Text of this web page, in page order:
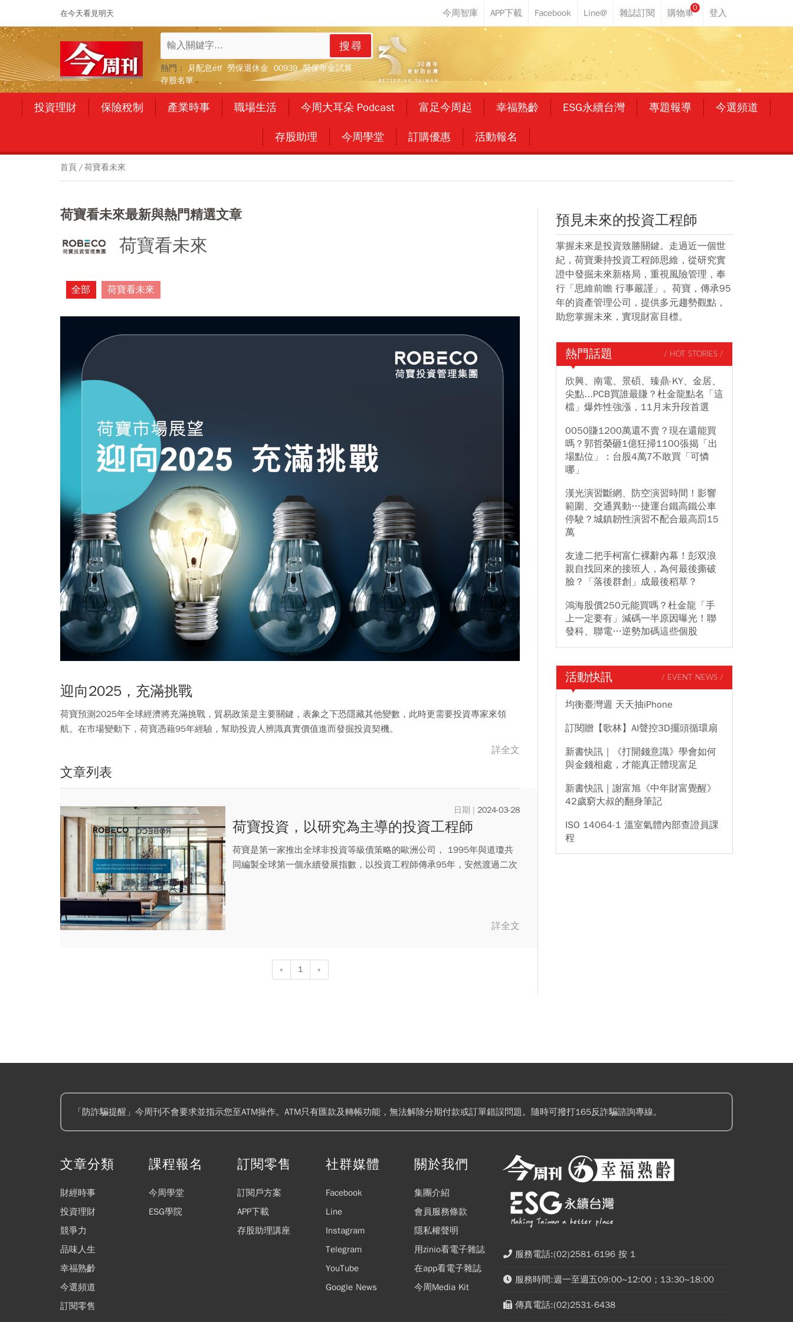
在今天看見明天
0
搜尋
熱門： 月配息etf 勞保退休金 00939 勞保年金試算
存股名單
投資理財 保險稅制 產業時事 職場生活 今周大耳朵 Podcast 富足今周起 幸福熟齡 ESG永續台灣 專題報導 今選頻道
存股助理 今周學堂 訂購優惠 活動報名
首頁 荷寶看未來
荷寶看未來最新與熱門精選文章
荷寶看未來
全部 荷寶看未來
迎向2025，充滿挑戰
荷寶預測2025年全球經濟將充滿挑戰，貿易政策是主要關鍵，表象之下恐隱藏其他變數，此時更需要投資專家來領
航。在市場變動下，荷寶憑藉95年經驗，幫助投資人辨識真實價值進而發掘投資契機。
詳全文
文章列表
2024-03-28
荷寶投資，以研究為主導的投資工程師
荷寶是第一家推出全球非投資等級債策略的歐洲公司， 1995年與道瓊共
同編製全球第一個永續發展指數，以投資工程師傳承95年，安然渡過二次
詳全文
« 1 »
預見未來的投資工程師
掌握未來是投資致勝關鍵。走過近一個世
紀，荷寶秉持投資工程師思維，從研究實
證中發掘未來新格局，重視風險管理，奉
行「思維前瞻 行事嚴謹」。荷寶，傳承95
年的資產管理公司，提供多元趨勢觀點，
助您掌握未來，實現財富目標。
熱門話題 / HOT STORIES /
欣興、南電、景碩、臻鼎-KY、金居、
尖點...PCB買誰最賺？杜金龍點名「這
檔」爆炸性強漲，11月末升段首選
0050賺1200萬還不賣？現在還能買
嗎？郭哲榮砸1億狂掃1100張揭「出
場點位」：台股4萬7不敢買「可憐
哪」
漢光演習斷網、防空演習時間！影響
範圍、交通異動…捷運台鐵高鐵公車
停駛？城鎮韌性演習不配合最高罰15
萬
友達二把手柯富仁裸辭內幕！彭双浪
親自找回來的接班人，為何最後撕破
臉？「落後群創」成最後稻草？
鴻海股價250元能買嗎？杜金龍「手
上一定要有」減碼一半原因曝光！聯
發科、聯電…逆勢加碼這些個股
活動快訊 / EVENT NEWS /
均衡臺灣週 天天抽iPhone
訂閱贈【歌林】AI聲控3D擺頭循環扇
新書快訊｜《打開錢意識》學會如何
與金錢相處，才能真正體現富足
新書快訊｜謝富旭《中年財富覺醒》
42歲窮大叔的翻身筆記
ISO 14064-1 溫室氣體內部查證員課
程
「防詐騙提醒」今周刊不會要求並指示您至ATM操作。ATM只有匯款及轉帳功能，無法解除分期付款或訂單錯誤問題。隨時可撥打165反詐騙諮詢專線。
文章分類
財經時事
投資理財
競爭力
品味人生
幸福熟齡
今選頻道
訂閱零售
課程報名
今周學堂
ESG學院
訂閱零售
訂閱戶方案
APP下載
存股助理講座
社群媒體
Facebook
Line
Instagram
Telegram
YouTube
Google News
關於我們
集團介紹
會員服務條款
隱私權聲明
用zinio看電子雜誌
在app看電子雜誌
今周Media Kit
服務電話:(02)2581-6196 按 1
服務時間:週一至週五09:00~12:00；13:30~18:00
傳真電話:(02)2531-6438